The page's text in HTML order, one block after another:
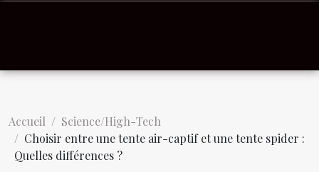
Accueil
Science/High-Tech
Choisir entre une tente air-captif et une tente spider :
Quelles différences ?